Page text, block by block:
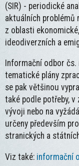
(SIR) - periodické
aktuálních problémů
z oblasti
ideodiverzních a
Informační odbor
tematické plány
se pak většinou
také podle potřeby,
vývoji nebo na
určeny především
stranických a
Viz také: informační